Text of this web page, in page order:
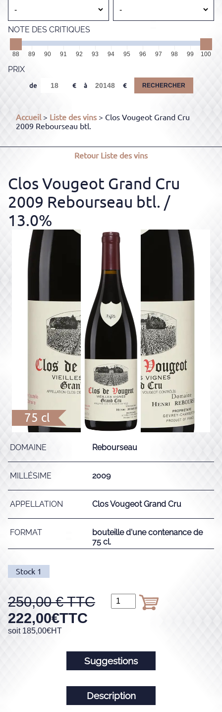
NOTE DES CRITIQUES
88 89 90 91 92 93 94 95 96 97 98 99 100
PRIX
de à RECHERCHER
Accueil> Liste des vins > Clos Vougeot Grand Cru
2009 Rebourseau btl.
RetourListe des vins
Clos Vougeot Grand Cru
2009 Rebourseau btl. /
13.0%
75 cl
DOMAINE Rebourseau
MILLÉSIME 2009
APPELLATION Clos Vougeot Grand Cru
FORMAT
bouteille d'une contenance de
75 cl.
Stock 1
250,00
222,00€TTC
soit 185,00€HT
Suggestions
Description